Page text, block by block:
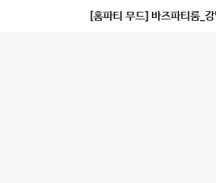
[홈파티 무드] 바즈파티룸_